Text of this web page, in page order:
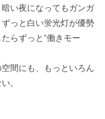
い夜になってもガンガ
っと白い蛍光灯が優勢
らずっと”働きモー
間にも、もっといろん
。